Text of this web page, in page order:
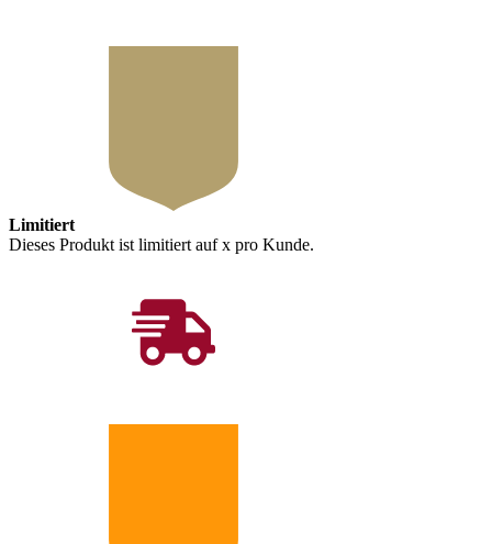
Limitiert
Dieses Produkt ist limitiert auf x pro Kunde.